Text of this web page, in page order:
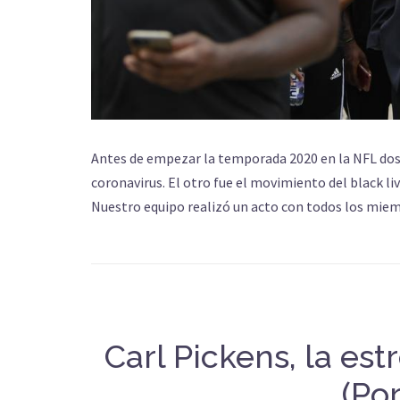
Antes de empezar la temporada 2020 en la NFL
coronavirus. El otro fue el movimiento del black
Nuestro equipo realizó un acto con todos los
Carl Pickens, la